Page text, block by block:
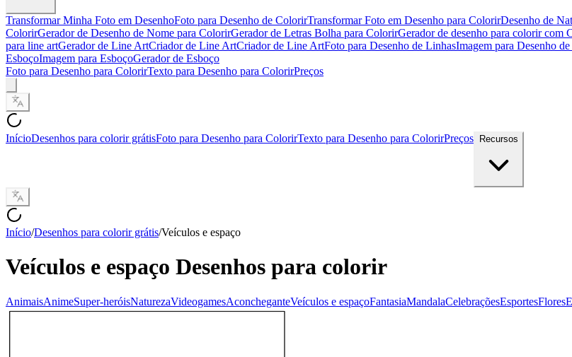
Transformar Minha Foto em DesenhoFoto para Desenho de ColorirTransformar Foto em Desenho para ColorirDesenho de
ColorirGerador de Desenho de Nome para ColorirGerador de Letras Bolha para ColorirGerador de desenho para colorir
para line artGerador de Line ArtCriador de Line ArtCriador de Line ArtFoto para Desenho de LinhasImagem para Desenho
EsboçoImagem para EsboçoGerador de Esboço
Foto para Desenho para ColorirTexto para Desenho para ColorirPreços
InícioDesenhos para colorir grátisFoto para Desenho para ColorirTexto para Desenho para ColorirPreços Recursos
Início/Desenhos para colorir grátis/Veículos e espaço
Veículos e espaço Desenhos para colorir
AnimaisAnimeSuper-heróisNaturezaVideogamesAconcheganteVeículos e espaçoFantasiaMandalaCelebraçõesEsportesFlores